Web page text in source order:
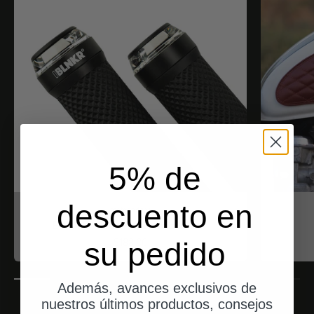
motogadget
BLNKR - Der Fahrradblinker
5% de
descuento en
su pedido
Además, avances exclusivos de
nuestros últimos productos, consejos